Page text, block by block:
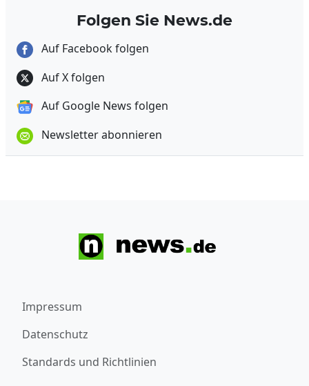
Folgen Sie News.de
Auf Facebook folgen
Auf X folgen
Auf Google News folgen
Newsletter abonnieren
Impressum
Datenschutz
Standards und Richtlinien